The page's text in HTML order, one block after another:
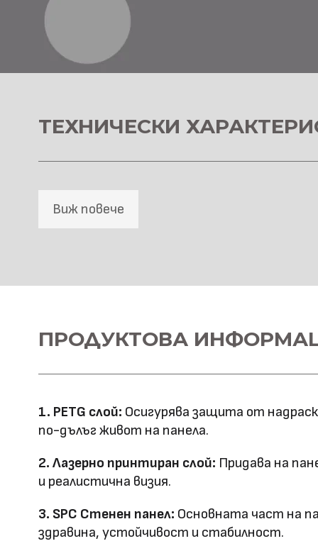
ТЕХНИЧЕСКИ
Виж повече
напречно сечение
SPC+PETG
Дебелина: 5
технология
Лазерно принтиране
Оценка за
ефективност
ПРОДУКТОВА
1. PETG слой: Осигурява защита от
по-дълъг живот на панела.
2. Лазерно принтиран слой: Придава на
и реалистична визия.
3. SPC Стенен панел: Основната част на
здравина, устойчивост и стабилност.